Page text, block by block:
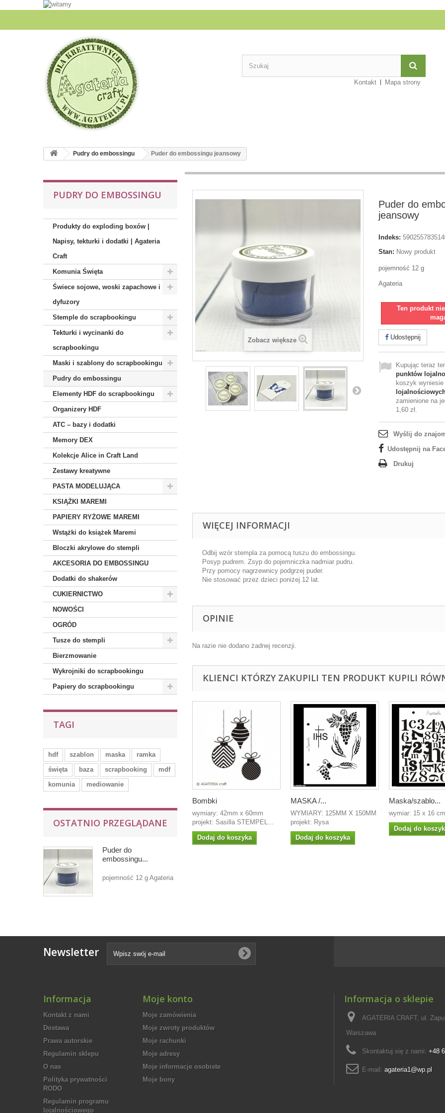
Kontakt Mapa strony
Pudry do embossingu Puder do embossingu jeansowy
PUDRY DO EMBOSSINGU
Produkty do exploding boxów |
Napisy, tekturki i dodatki | Agateria
Craft
Komunia Święta
Świece sojowe, woski zapachowe i
dyfuzory
Stemple do scrapbookingu
Tekturki i wycinanki do
scrapbookingu
Maski i szablony do scrapbookingu
Pudry do embossingu
Elementy HDF do scrapbookingu
Organizery HDF
ATC – bazy i dodatki
Memory DEX
Kolekcje Alice in Craft Land
Zestawy kreatywne
PASTA MODELUJĄCA
KSIĄŻKI MAREMI
PAPIERY RYŻOWE MAREMI
Wstążki do książek Maremi
Bloczki akrylowe do stempli
AKCESORIA DO EMBOSSINGU
Dodatki do shakerów
CUKIERNICTWO
NOWOŚCI
OGRÓD
Tusze do stempli
Bierzmowanie
Wykrojniki do scrapbookingu
Papiery do scrapbookingu
TAGI
hdf szablon maska
ramka
święta
baza scrapbooking
mdf
komunia
mediowanie
OSTATNIO PRZEGLĄDANE
Puder do
embossingu...
pojemność 12 g Agateria
Zobacz większe
Puder do
jeansowy
Indeks:
Stan: Nowy produkt
pojemność 12 g
Agateria
Ten produkt
Udostępnij
Kupując teraz
punktów
koszyk wyniesie
zamienione na
1,60 zł.
Wyślij do
Udostępnij na
Drukuj
WIĘCEJ INFORMACJI
Odbij wzór stempla za pomocą tuszu do embossingu.
Posyp pudrem. Zsyp do pojemniczka nadmiar pudru.
Przy pomocy nagrzewnicy podgrzej puder.
Nie stosować przez dzieci poniżej 12 lat.
OPINIE
Na razie nie dodano żadnej recenzji.
KLIENCI KTÓRZY ZAKUPILI TEN PRODUKT KUPILI
Bombki
wymiary: 42mm x 60mm
projekt: Sasilla STEMPEL...
Dodaj do koszyka
MASKA /...
WYMIARY: 125MM X 150MM
projekt: Rysa
Dodaj do koszyka
Maska/szablo...
wymiar: 15 x 16 cm
Dodaj do
Newsletter
Informacja
Kontakt z nami
Dostawa
Prawa autorskie
Regulamin sklepu
O nas
Polityka prywatności
RODO
Regulamin programu
lojalnościowego
Moje konto
Moje zamówienia
Moje zwroty produktów
Moje rachunki
Moje adresy
Moje informacje osobiste
Moje bony
Informacja o sklepie
AGATERIA CRAFT, ul.
Warszawa
Skontaktuj się z nami: +48
E-mail: agateria1@wp.pl